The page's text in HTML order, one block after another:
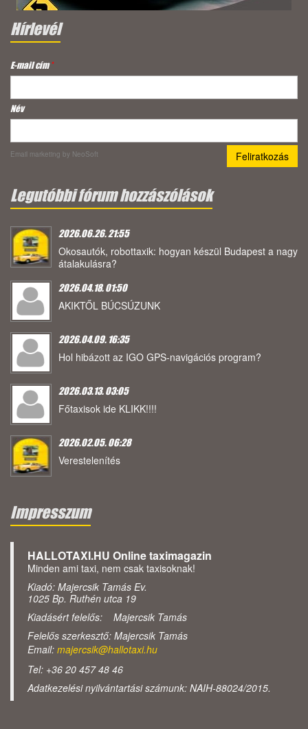
Hírlevél
E-mail cím*
Név
Email marketing by NeoSoft
Legutóbbi fórum hozzászólások
2026.06.26. 21:55
Okosautók, robottaxik: hogyan készül Budapest a nagy
átalakulásra?
2026.04.18. 01:50
AKIKTŐL BÚCSÚZUNK
2026.04.09. 16:35
Hol hibázott az IGO GPS-navigációs program?
2026.03.13. 03:05
Főtaxisok ide KLIKK!!!!
2026.02.05. 06:28
Verestelenítés
Impresszum
HALLOTAXI.HU Online taximagazin
Minden ami taxi, nem csak taxisoknak!
Kiadó: Majercsik Tamás Ev.
1025 Bp. Ruthén utca 19
Kiadásért felelős: Majercsik Tamás
Felelős szerkesztő: Majercsik Tamás
Email: majercsik@hallotaxi.hu
Tel: +36 20 457 48 46
Adatkezelési nyilvántartási számunk: NAIH-88024/2015.